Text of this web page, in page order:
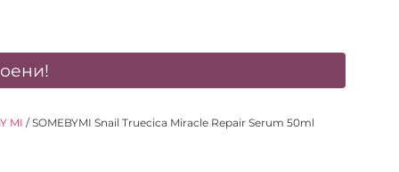
MI / SOMEBYMI Snail Truecica Miracle Repair Serum 50ml